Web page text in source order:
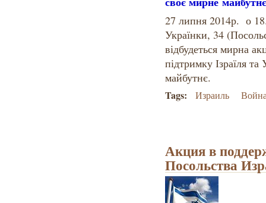
27 липня 2014р. о
Українки, 34
відбудеться мирна
підтримку Ізраїля
майбутнє.
Tags: Израиль
Акция в
Посольства